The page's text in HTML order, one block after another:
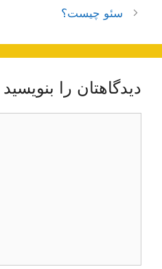
سئو چیست؟
دیدگاهتان را بنویسید